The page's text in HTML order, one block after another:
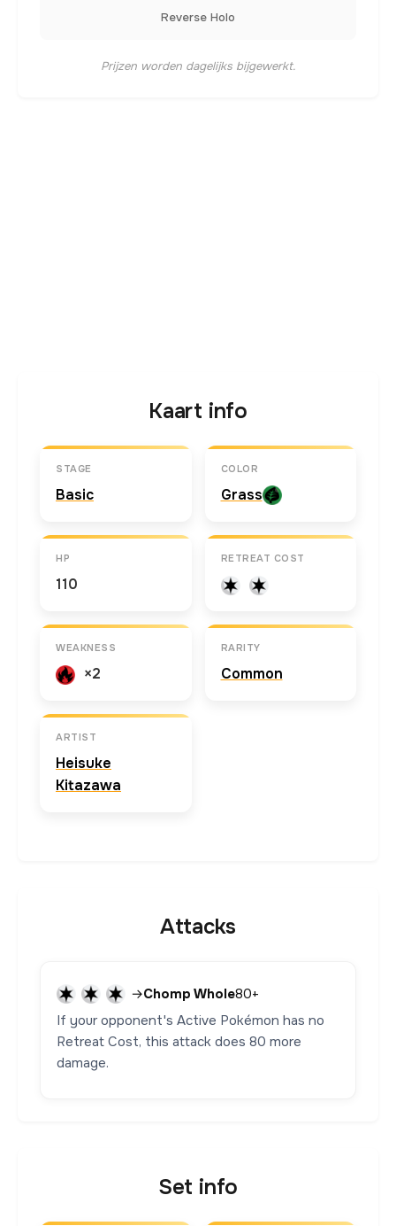
Reverse Holo
Prijzen worden dagelijks bijgewerkt.
Kaart info
STAGE
Basic
COLOR
Grass
HP
110
RETREAT COST
WEAKNESS
×2
RARITY
Common
ARTIST
Heisuke
Kitazawa
Attacks
→Chomp Whole80+
If your opponent's Active Pokémon has no
Retreat Cost, this attack does 80 more
damage.
Set info